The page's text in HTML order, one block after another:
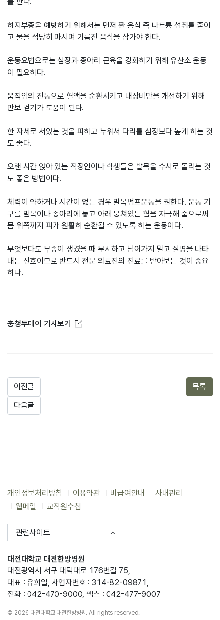
하지부종을 예방하기 위해서는 먼저 짠 음식 즉 나트륨 섭취를 줄이
고 물을 적당히 마시며 기름진 음식을 삼가야 한다.
운동요법으로는 심장과 종아리 근육을 강화하기 위해 유산소 운동
이 필요하다.
움직임의 진동으로 혈액을 순환시키고 내장비만을 개선하기 위해
만보 걷기가 도움이 된다.
한 자세로 서있는 것을 피하고 누워서 다리를 심장보다 높게 하는 것
도 좋다.
오랜 시간 앉아 있는 직장인이나 학생들은 발목을 수시로 돌리는 것
도 좋은 방법이다.
체력이 약하거나 시간이 없는 경우 발목펌프운동을 권한다. 운동 기
구를 발목이나 종아리에 놓고 아래 뭉쳐있는 혈을 자극해 줌으로써
몸 위쪽까지 피가 원활히 순환될 수 있도록 하는 운동이다.
무엇보다도 부종이 생겼을 때 무시하고 넘어가지 말고 질병을 나타
내는 신호이므로 반드시 전문 의료진의 진료를 받아보는 것이 중요
하다.
충청투데이 기사보기 새창열림
이전글
다음글
목록
개인정보처리방침 이용약관 비급여안내
사내관리
웹메일
교직원수첩
관련사이트
대전대학교 대전한방병원
대전광역시 서구 대덕대로 176번길 75,
대표 : 유희일, 사업자번호 : 314-82-09871,
전화 : 042-470-9000, 팩스 : 042-477-9007
© 2026 대전대학교 대전한방병원. All rights reserved.